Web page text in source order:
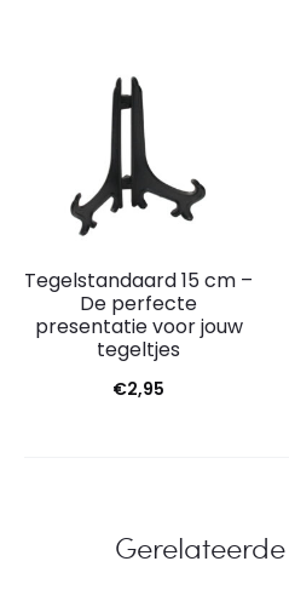
Tegelstandaard 15 cm –
De perfecte
presentatie voor jouw
tegeltjes
€2,95